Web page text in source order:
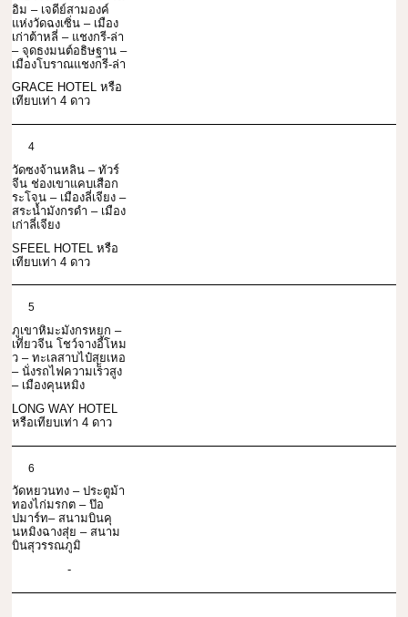
อิม – เจดีย์สามองค์
แห่งวัดฉงเซิ่น – เมือง
เก่าต้าหลี่ – แชงกรี-ล่า
– จุดธงมนต์อธิษฐาน –
เมืองโบราณแชงกรี-ล่า
GRACE HOTEL หรือ
เทียบเท่า 4 ดาว
4
วัดซงจ้านหลิน – ทัวร์
จีน ช่องเขาแคบเสือก
ระโจน – เมืองลี่เจียง –
สระน้ำมังกรดำ – เมือง
เก่าลี่เจียง
SFEEL HOTEL หรือ
เทียบเท่า 4 ดาว
5
ภูเขาหิมะมังกรหยก –
เที่ยวจีน โชว์จางอี้โหม
ว – ทะเลสาบไป๋สุยเหอ
– นั่งรถไฟความเร็วสูง
– เมืองคุนหมิง
LONG WAY HOTEL
หรือเทียบเท่า 4 ดาว
6
วัดหยวนทง – ประตูม้า
ทองไก่มรกต – ป๊อ
ปมาร์ท– สนามบินคุ
นหมิงฉางสุ่ย – สนาม
บินสุวรรณภูมิ
-